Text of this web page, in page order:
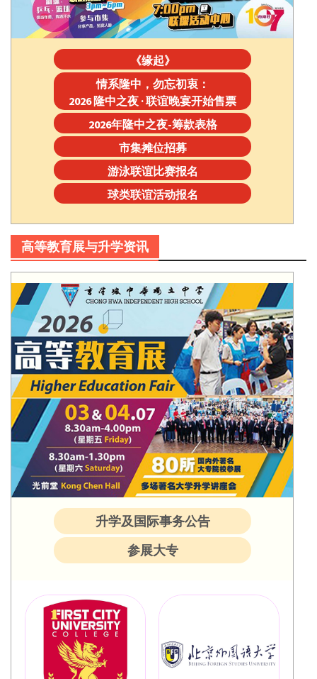
《缘起》
情系隆中，勿忘初衷：
2026 隆中之夜 · 联谊晚宴开始售票
2026年隆中之夜-筹款表格
市集摊位招募
游泳联谊比赛报名
球类联谊活动报名
高等教育展与升学资讯
升学及国际事务公告
参展大专